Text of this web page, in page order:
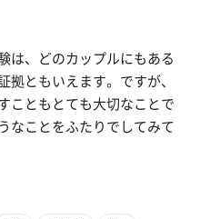
は、どのカップルにもある
拠ともいえます。ですが、
こともとても大切なことで
なことをふたりでしてみて